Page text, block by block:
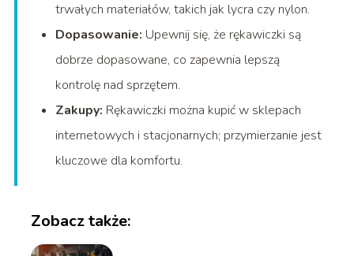
trwałych materiałów, takich jak lycra czy nylon.
Dopasowanie: Upewnij się, że rękawiczki są
dobrze dopasowane, co zapewnia lepszą
kontrolę nad sprzętem.
Zakupy: Rękawiczki można kupić w sklepach
internetowych i stacjonarnych; przymierzanie jest
kluczowe dla komfortu.
Zobacz także: